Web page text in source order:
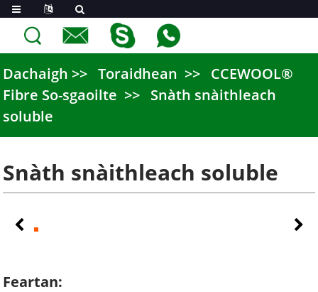
Dachaigh Toraidhean
CCEWOOL®
Fibre So-sgaoilte
Snàth snàithleach
soluble
Snàth snàithleach soluble
Feartan: